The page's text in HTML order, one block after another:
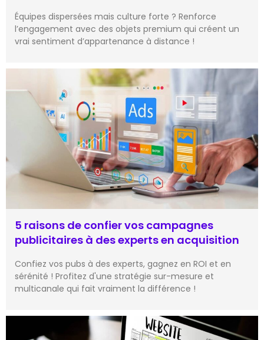
Équipes dispersées mais culture forte ? Renforce
l’engagement avec des objets premium qui créent un
vrai sentiment d’appartenance à distance !
5 raisons de confier vos campagnes
publicitaires à des experts en acquisition
Confiez vos pubs à des experts, gagnez en ROI et en
sérénité ! Profitez d'une stratégie sur-mesure et
multicanale qui fait vraiment la différence !